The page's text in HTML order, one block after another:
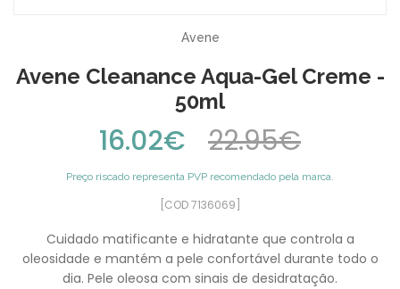
Avene
Avene Cleanance Aqua-Gel Creme -
50ml
16.02€ 22.95€
Preço riscado representa PVP recomendado pela marca.
[COD 7136069]
Cuidado matificante e hidratante que controla a
oleosidade e mantém a pele confortável durante todo o
dia. Pele oleosa com sinais de desidratação.